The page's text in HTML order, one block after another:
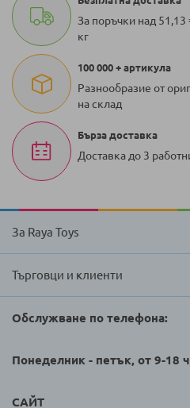
За поръчки над 51,13
кг
100 000 + артикула
Разнообразие от
на склад
Бърза доставка
Доставка до 3
За Raya Toys
Търговци и клиенти
Обслужване по телефона:
Понеделник - петък, от 9-18
САЙТ